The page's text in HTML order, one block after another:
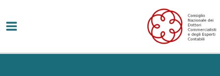
contenuto